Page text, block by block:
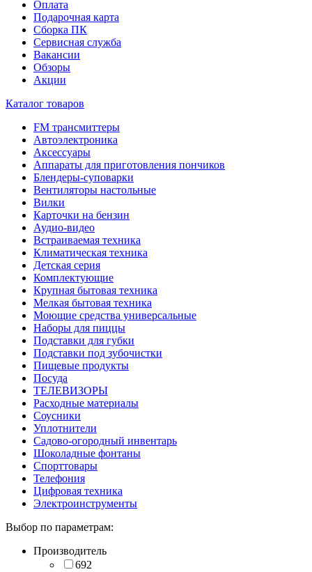
Оплата
Подарочная карта
Сборка ПК
Сервисная служба
Вакансии
Обзоры
Акции
Каталог товаров
FM трансмиттеры
Автоэлектроника
Аксессуары
Аппараты для приготовления пончиков
Блендеры-суповарки
Вентиляторы настольные
Вилки
Карточки на бензин
Аудио-видео
Встраиваемая техника
Климатическая техника
Детская серия
Комплектующие
Крупная бытовая техника
Мелкая бытовая техника
Моющие средства универсальные
Наборы для пиццы
Подставки для губки
Подставки под зубочистки
Пищевые продукты
Посуда
ТЕЛЕВИЗОРЫ
Расходные материалы
Соусники
Уплотнители
Садово-огородный инвентарь
Шоколадные фонтаны
Спорттовары
Телефония
Цифровая техника
Электроинструменты
Выбор по параметрам:
Производитель
692